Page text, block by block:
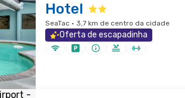
Hotel
SeaTac · 3,7 km de centro da cidade
Oferta de escapadinha